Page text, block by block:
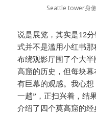
Seattle tower身
说是展览，其实是12
式并不是滥用小红书
布绕观影厅围了个大
高窟的历史，但每块
有巨幕的观感。我心
一趟”，正扫兴着，结
介绍了四个莫高窟的